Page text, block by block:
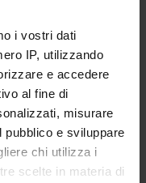
i vostri dati
IP, utilizzando
e accedere
al fine di
misurare
pubblico e sviluppare
chi utilizza i
scelte in materia di
PROJECT